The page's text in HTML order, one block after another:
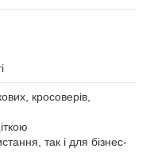
кросоверів,
так і для бізнес-